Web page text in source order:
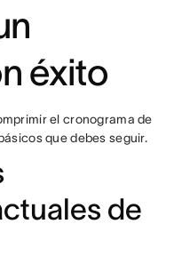
éxito
el cronograma de
que debes seguir.
de